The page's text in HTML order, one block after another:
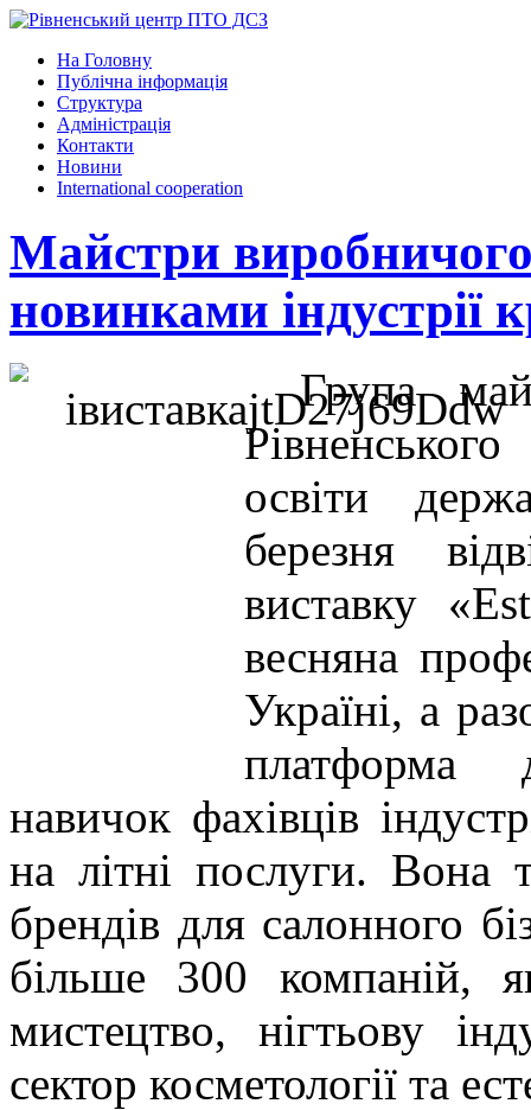
На Головну
Публічна інформація
Структура
Адміністрація
Контакти
Новини
International cooperation
Майстри
новинками індустрії
Група
освіти
березня
виставку
весняна
Україні, а
платформа
навичок фахівців
на літні послуги. Вона
брендів для салонного
більше 300 компаній,
мистецтво, нігтьову
сектор косметології та